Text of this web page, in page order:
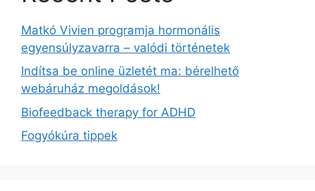
Matkó Vivien programja hormonális
egyensúlyzavarra – valódi történetek
Indítsa be online üzletét ma: bérelhető
webáruház megoldások!
Biofeedback therapy for ADHD
Fogyókúra tippek